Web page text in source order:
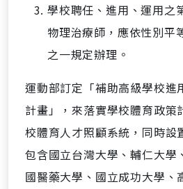
學校聘任、進用、運用之
物理治療師，應依性別平
之一規定辦理。
運動部訂定「補助高級學校進
計畫」，來落實學校體育政策
校體育人才照顧系統，同時設
包含國立台灣大學、輔仁大學
國醫藥大學、國立成功大學、